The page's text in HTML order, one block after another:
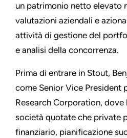
un patrimonio netto elevato
valutazioni aziendali e
attività di gestione del
e analisi della concorrenza.
Prima di entrare in Stout,
come Senior Vice President
Research Corporation, dove
società quotate che private
finanziario, pianificazione